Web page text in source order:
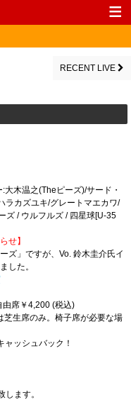
RECENT LIVE
木温之(Theピーズ)/サード・
ラカズユキ/グレートマエカワ/
ズ / ウルフルズ / 四星球[U-35
せ】
ズ」ですが、Vo. 鈴木圭介氏イ
した。
由席￥4,200 (税込)
芝生席のみ。椅子席が必要な場
ッシュバック！
ます。